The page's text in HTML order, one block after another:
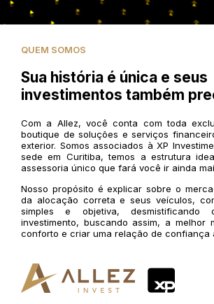
QUEM SOMOS
Sua história é única e seus
investimentos também
Com a Allez, você conta com toda
boutique de soluções e serviços
exterior. Somos associados à XP
sede em Curitiba, temos a estrutura
assessoria único que fará você ir ainda
Nosso propósito é explicar sobre o
da alocação correta e seus veículos,
simples e objetiva,
investimento, buscando assim, a melhor
conforto e criar uma relação de confiança